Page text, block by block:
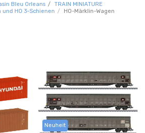
Bleu Orleans
TRAIN MINIATURE
HO 3-Schienen
HO-Märklin-Wagen
Neuheit